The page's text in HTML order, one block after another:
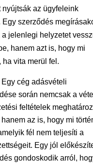
nyújtsák az ügyfeleink
Egy szerződés
a jelenlegi helyzetet
hanem azt is, hogy mi
ha vita merül fel.
Egy cég adásvételi
során nemcsak a
feltételek
az is, hogy mi
fél nem teljesíti a
Egy jól
gondoskodik arról,